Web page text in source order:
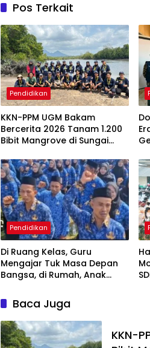
Pos Terkait
Pendidikan
KKN-PPM UGM Bakam
Bercerita 2026 Tanam 1.200
Bibit Mangrove di Sungai
Pendidikan
Di Ruang Kelas, Guru
Mengajar Tuk Masa Depan
Bangsa, di Rumah, Anak
Belum Dibayar
Baca Juga
KKN-